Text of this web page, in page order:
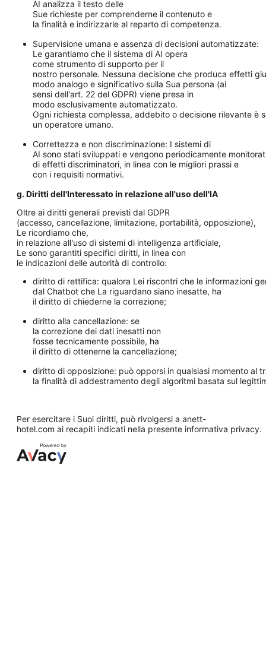
AI analizza il testo delle
Sue richieste per comprenderne il contenuto e
la finalità e indirizzarle al reparto di competenza.
Supervisione umana e assenza di decisioni automatizzate:
Le garantiamo che il sistema di AI opera
come strumento di supporto per il
nostro personale. Nessuna decisione che produca effetti
modo analogo e significativo sulla Sua persona (ai
sensi dell'art. 22 del GDPR) viene presa in
modo esclusivamente automatizzato.
Ogni richiesta complessa, addebito o decisione rilevante è
un operatore umano.
Correttezza e non discriminazione: I sistemi di
AI sono stati sviluppati e vengono periodicamente
di effetti discriminatori, in linea con le migliori prassi e
con i requisiti normativi.
g. Diritti dell'Interessato in relazione all'uso dell'IA
Oltre ai diritti generali previsti dal GDPR
(accesso, cancellazione, limitazione, portabilità, opposizione),
Le ricordiamo che,
in relazione all'uso di sistemi di intelligenza artificiale,
Le sono garantiti specifici diritti, in linea con
le indicazioni delle autorità di controllo:
diritto di rettifica: qualora Lei riscontri che le informazioni
dal Chatbot che La riguardano siano inesatte, ha
il diritto di chiederne la correzione;
diritto alla cancellazione: se
la correzione dei dati inesatti non
fosse tecnicamente possibile, ha
il diritto di ottenerne la cancellazione;
diritto di opposizione: può opporsi in qualsiasi momento al
la finalità di addestramento degli algoritmi basata sul
Per esercitare i Suoi diritti, può rivolgersi a anett-
hotel.com ai recapiti indicati nella presente informativa privacy.